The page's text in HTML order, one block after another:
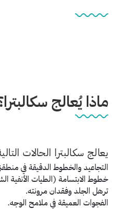
ماذا يُعالج
يعالج سكالبترا الحالات
التجاعيد والخطوط الدقيقة في
خطوط الابتسامة (الطيات الأنفية
ترهل الجلد وفقدان مرونته.
الفجوات العميقة في ملامح الوجه.